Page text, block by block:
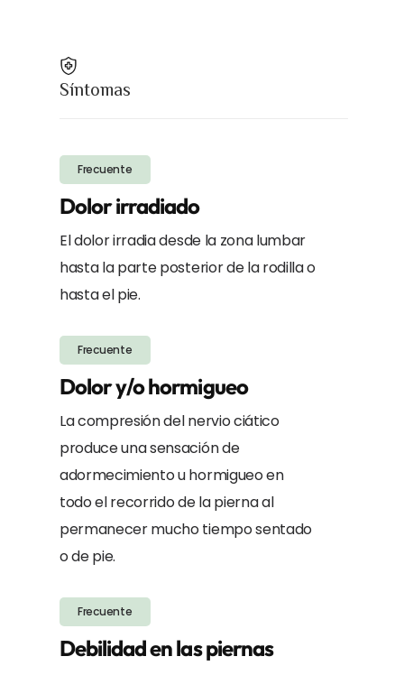
Síntomas
Frecuente
Dolor irradiado
El dolor irradia desde la zona lumbar
hasta la parte posterior de la rodilla o
hasta el pie.
Frecuente
Dolor y/o hormigueo
La compresión del nervio ciático
produce una sensación de
adormecimiento u hormigueo en
todo el recorrido de la pierna al
permanecer mucho tiempo sentado
o de pie.
Frecuente
Debilidad en las piernas